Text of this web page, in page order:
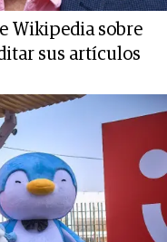
Wikipedia sobre
sus artículos